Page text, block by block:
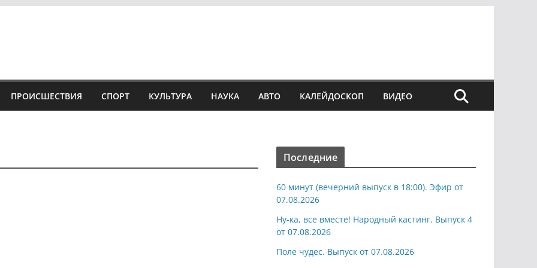
ПРОИСШЕСТВИЯ СПОРТ КУЛЬТУРА НАУКА АВТО КАЛЕЙДОСКОП ВИДЕО
Последние
60 минут (вечерний выпуск в 18:00). Эфир от
07.08.2026
Ну-ка, все вместе! Народный кастинг. Выпуск 4
от 07.08.2026
Поле чудес. Выпуск от 07.08.2026